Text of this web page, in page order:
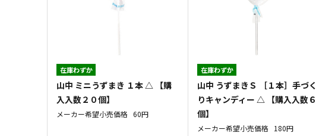
在庫わずか
山中 ミニうずまき １本 △ 【購
入入数２０個】
メーカー希望小売価格 60円
在庫わずか
山中 うずまきＳ ［１本］手づく
りキャンディー △ 【購入入数６
個】
メーカー希望小売価格 180円